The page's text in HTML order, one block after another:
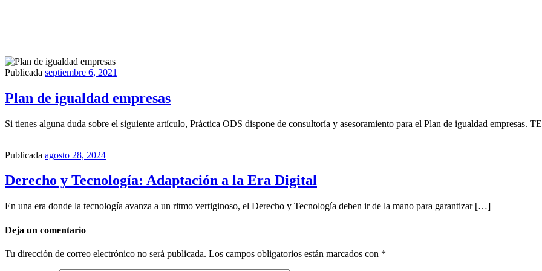
Publicada septiembre 6, 2021
Plan de igualdad empresas
Si tienes alguna duda sobre el siguiente artículo, Práctica ODS dispone de consultoría y asesoramiento para el Plan de igualdad empresas.
Publicada agosto 28, 2024
Derecho y Tecnología: Adaptación a la Era Digital
En una era donde la tecnología avanza a un ritmo vertiginoso, el Derecho y Tecnología deben ir de la mano para garantizar […]
Deja un comentario
Tu dirección de correo electrónico no será publicada. Los campos obligatorios están marcados con *